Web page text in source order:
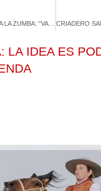
LA IDEA ES